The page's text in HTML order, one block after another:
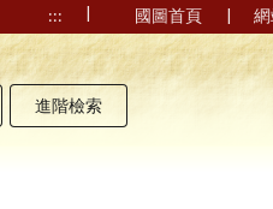
::: | 國圖首頁 |
進階檢索